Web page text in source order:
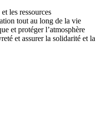
les ressources
tout au long de la vie
et protéger l’atmosphère
et assurer la solidarité et la